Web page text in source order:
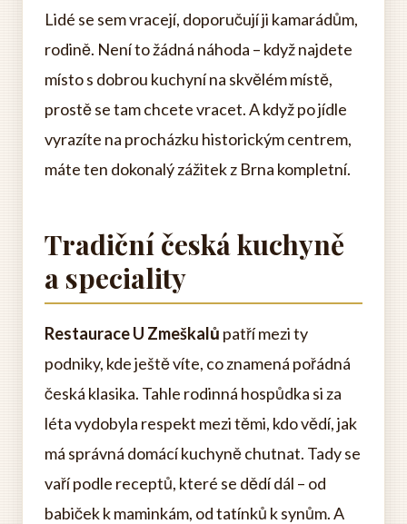
Lidé se sem vracejí, doporučují ji kamarádům,
rodině. Není to žádná náhoda – když najdete
místo s dobrou kuchyní na skvělém místě,
prostě se tam chcete vracet. A když po jídle
vyrazíte na procházku historickým centrem,
máte ten dokonalý zážitek z Brna kompletní.
Tradiční česká kuchyně
a speciality
Restaurace U Zmeškalů patří mezi ty
podniky, kde ještě víte, co znamená pořádná
česká klasika. Tahle rodinná hospůdka si za
léta vydobyla respekt mezi těmi, kdo vědí, jak
má správná domácí kuchyně chutnat. Tady se
vaří podle receptů, které se dědí dál – od
babiček k maminkám, od tatínků k synům. A